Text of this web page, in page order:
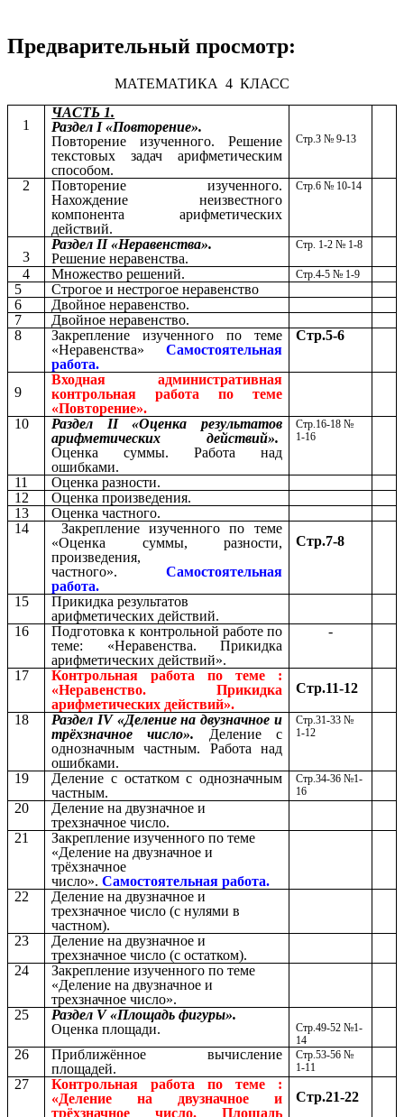
Предварительный просмотр:
МАТЕМАТИКА 4 КЛАСС
1
ЧАСТЬ 1.
Раздел I «Повторение».
Повторение изученного. Решение
текстовых задач арифметическим
способом.
Стр.3 № 9-13
2
Повторение изученного.
Нахождение неизвестного
компонента арифметических
действий.
Стр.6 № 10-14
3
Раздел II «Неравенства».
Решение неравенства.
Стр. 1-2 № 1-8
4 Множество решений. Стр.4-5 № 1-9
5
Строгое и нестрогое неравенство
6
Двойное неравенство.
7
Двойное неравенство.
8
Закрепление изученного по теме
«Неравенства» Самостоятельная
работа.
Стр.5-6
9
Входная административная
контрольная работа по теме
«Повторение».
10
Раздел II «Оценка результатов
арифметических действий».
Оценка суммы. Работа над
ошибками.
Стр.16-18 №
1-16
11
Оценка разности.
12
Оценка произведения.
13
Оценка частного.
14
Закрепление изученного по теме
«Оценка суммы, разности,
произведения,
частного».
Самостоятельная
работа.
Стр.7-8
15
Прикидка результатов
арифметических действий.
16
Подготовка к контрольной работе по
теме: «Неравенства. Прикидка
арифметических действий».
-
17
Контрольная работа по теме :
«Неравенство. Прикидка
арифметических действий».
Стр.11-12
18
Раздел IV «Деление на двузначное и
трёхзначное число». Деление с
однозначным частным. Работа над
ошибками.
Стр.31-33 №
1-12
19
Деление с остатком с однозначным
частным.
Стр.34-36 №1-
16
20
Деление на двузначное и
трехзначное число.
21
Закрепление изученного по теме
«Деление на двузначное и
трёхзначное
число». Самостоятельная работа.
22
Деление на двузначное и
трехзначное число (с нулями в
частном).
23
Деление на двузначное и
трехзначное число (с остатком).
24
Закрепление изученного по теме
«Деление на двузначное и
трехзначное число».
25
Раздел V «Площадь фигуры».
Оценка площади.
Стр.49-52 №1-
14
26
Приближённое вычисление
площадей.
Стр.53-56 №
1-11
27
Контрольная работа по теме :
«Деление на двузначное и
трёхзначное число. Площадь
Стр.21-22